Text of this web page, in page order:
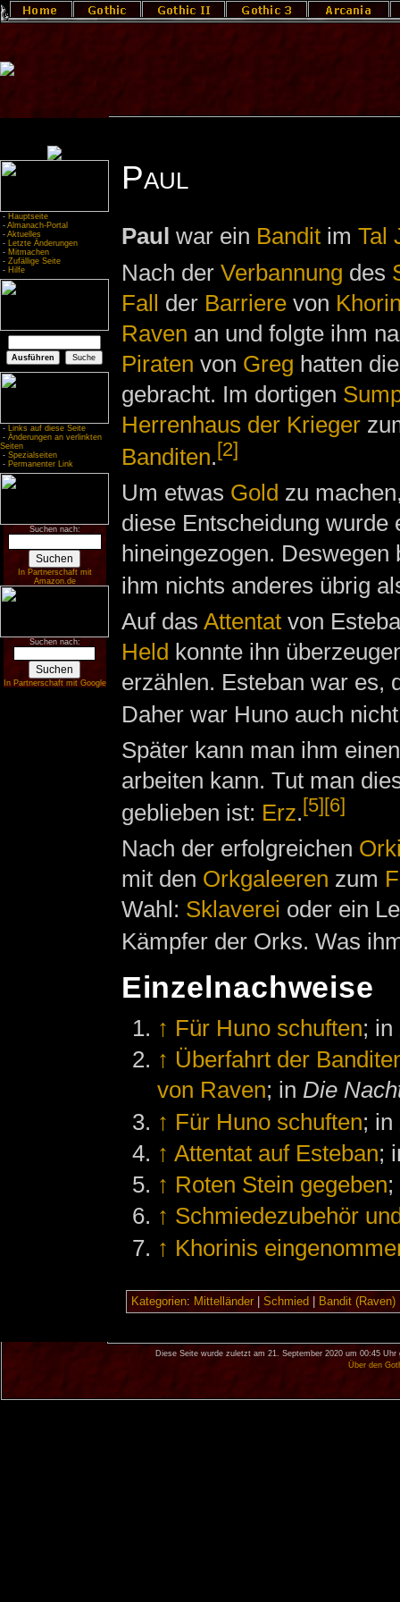
- Hauptseite
- Almanach-Portal
- Aktuelles
- Letzte Änderungen
- Mitmachen
- Zufällige Seite
- Hilfe
- Links auf diese Seite
- Änderungen an verlinkten
Seiten
- Spezialseiten
- Permanenter Link
Suchen nach:
In Partnerschaft mit
Amazon.de
Suchen nach:
In Partnerschaft mit Google
Paul
Paul war ein Banditim Tal
Nach der Verbannung des
Fall der Barrierevon
Raven an und folgte ihm
Piraten von Greg hatten
gebracht. Im dortigen
Herrenhaus der Krieger
Banditen.[2]
Um etwas Gold zu
diese Entscheidung
hineingezogen.
ihm nichts anderes übrig
Auf das Attentatvon
Held konnte ihn
erzählen. Esteban war es,
Daher war Huno auch
Später kann man ihm
arbeiten kann. Tut man
geblieben ist: Erz.[5][6]
Nach der erfolgreichen
mit den Orkgaleeren zum
Wahl: Sklaverei oder ein
Kämpfer der Orks. Was
Einzelnachweise
↑ Für Huno schuften; in
↑ Überfahrt der
von Raven; in Die
↑ Für Huno schuften; in
↑ Attentat auf Esteban;
↑ Roten Stein gegeben
↑ Schmiedezubehör
↑ Khorinis
Kategorien: Mittelländer| Schmied Bandit (Raven)
Diese Seite wurde zuletzt am 21. September 2020 um 00:45 Uhr
Über den